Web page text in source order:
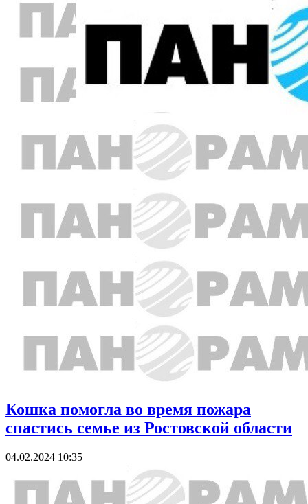
Кошка помогла во время пожара
спастись семье из Ростовской области
04.02.2024 10:35